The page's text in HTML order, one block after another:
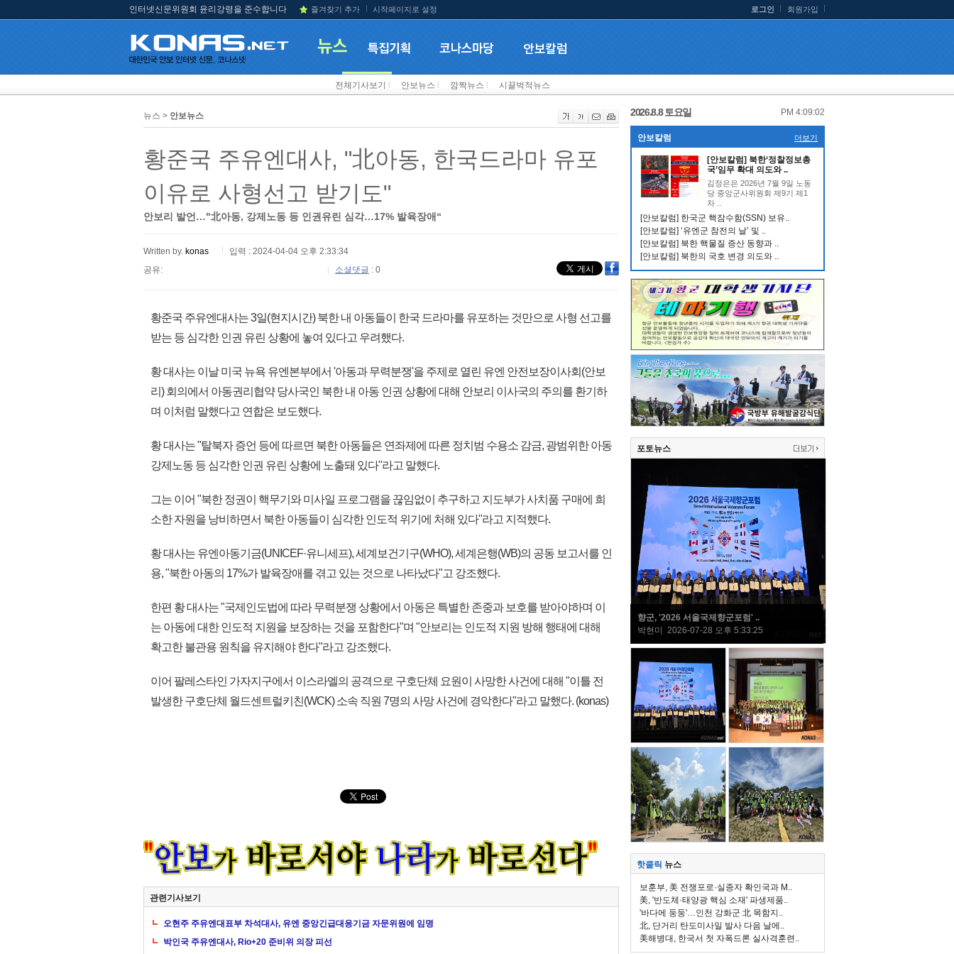
인터넷신문위원회 윤리강령을 준수합니다 즐겨찾기 추가 시작페이지로 설정 로그인 회원가입
전체기사보기 안보뉴스 깜짝뉴스 시끌벅적뉴스
뉴스 > 안보뉴스
황준국 주유엔대사, "北아동, 한국드라마 유포
이유로 사형선고 받기도"
안보리 발언…"北아동, 강제노동 등 인권유린 심각…17% 발육장애“
Written by. konas
입력 : 2024-04-04 오후 2:33:34
공유:
소셜댓글 : 0
황준국 주유엔대사는 3일(현지시간) 북한 내 아동들이 한국 드라마를 유포하는 것만으로 사형 선고를
받는 등 심각한 인권 유린 상황에 놓여 있다고 우려했다.
황 대사는 이날 미국 뉴욕 유엔본부에서 '아동과 무력분쟁'을 주제로 열린 유엔 안전보장이사회(안보
리) 회의에서 아동권리협약 당사국인 북한 내 아동 인권 상황에 대해 안보리 이사국의 주의를 환기하
며 이처럼 말했다고 연합은 보도했다.
황 대사는 "탈북자 증언 등에 따르면 북한 아동들은 연좌제에 따른 정치범 수용소 감금, 광범위한 아동
강제노동 등 심각한 인권 유린 상황에 노출돼 있다"라고 말했다.
그는 이어 "북한 정권이 핵무기와 미사일 프로그램을 끊임없이 추구하고 지도부가 사치품 구매에 희
소한 자원을 낭비하면서 북한 아동들이 심각한 인도적 위기에 처해 있다"라고 지적했다.
황 대사는 유엔아동기금(UNICEF·유니세프), 세계보건기구(WHO), 세계은행(WB)의 공동 보고서를 인
용, "북한 아동의 17%가 발육장애를 겪고 있는 것으로 나타났다"고 강조했다.
한편 황 대사는 "국제인도법에 따라 무력분쟁 상황에서 아동은 특별한 존중과 보호를 받아야하며 이
는 아동에 대한 인도적 지원을 보장하는 것을 포함한다"며 "안보리는 인도적 지원 방해 행태에 대해
확고한 불관용 원칙을 유지해야 한다"라고 강조했다.
이어 팔레스타인 가자지구에서 이스라엘의 공격으로 구호단체 요원이 사망한 사건에 대해 "이틀 전
발생한 구호단체 월드센트럴키친(WCK) 소속 직원 7명의 사망 사건에 경악한다"라고 말했다. (konas)
관련기사보기
오현주 주유엔대표부 차석대사, 유엔 중앙긴급대응기금 자문위원에 임명
박인국 주유엔대사, Rio+20 준비위 의장 피선
2026.8.8 토요일 PM 4:09:02
안보칼럼 더보기
[안보칼럼] 북한‘정찰정보총
국’임무 확대 의도와 ..
김정은은 2026년 7월 9일 노동
당 중앙군사위원회 제9기 제1
차 ..
[안보칼럼] 한국군 핵잠수함(SSN) 보유..
[안보칼럼] ‘유엔군 참전의 날’ 및 ..
[안보칼럼] 북한 핵물질 증산 동향과 ..
[안보칼럼] 북한의 국호 변경 의도와 ..
포토뉴스
향군, '2026 서울국제향군포럼' ..
박현미 2026-07-28 오후 5:33:25
핫클릭 뉴스
보훈부, 美 전쟁포로·실종자 확인국과 M..
美, '반도체·태양광 핵심 소재' 파생제품..
'바다에 둥둥'…인천 강화군 北 목함지..
北, 단거리 탄도미사일 발사 다음 날에..
美해병대, 한국서 첫 자폭드론 실사격훈련..